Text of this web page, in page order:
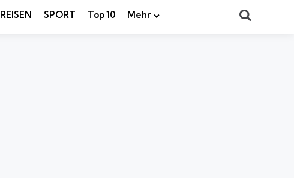
REISEN SPORT Top 10 Mehr